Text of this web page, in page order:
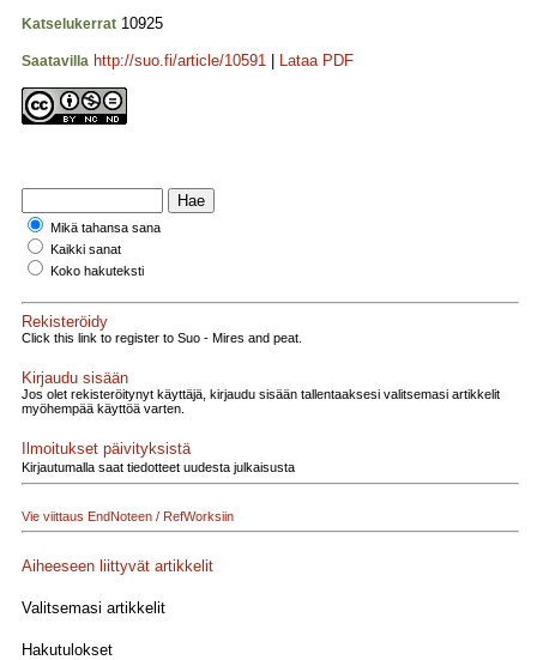
Katselukerrat 10925
Saatavilla http://suo.fi/article/10591 Lataa PDF
Mikä tahansa sana
Kaikki sanat
Koko hakuteksti
Rekisteröidy
Click this link to register to Suo - Mires and peat.
Kirjaudu sisään
Jos olet rekisteröitynyt käyttäjä, kirjaudu sisään tallentaaksesi valitsemasi artikkelit
myöhempää käyttöä varten.
Ilmoitukset päivityksistä
Kirjautumalla saat tiedotteet uudesta julkaisusta
Vie viittaus EndNoteen / RefWorksiin
Aiheeseen liittyvät artikkelit
Valitsemasi artikkelit
Hakutulokset